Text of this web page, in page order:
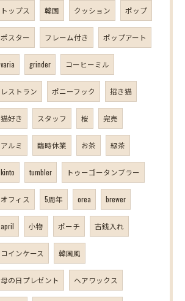
トップス 韓国 クッション ポップ
ポスター フレーム付き ポップアート
varia grinder コーヒーミル
レストラン ポニーフック 招き猫
猫好き スタッフ 桜 完売
アルミ 臨時休業 お茶 緑茶
kinto tumbler トゥーゴータンブラー
オフィス 5周年 orea brewer
april 小物 ポーチ 古銭入れ
コインケース 韓国風
母の日プレゼント ヘアワックス